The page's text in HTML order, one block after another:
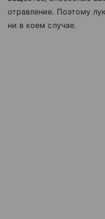
отравление. Поэтому
ни в коем случае.